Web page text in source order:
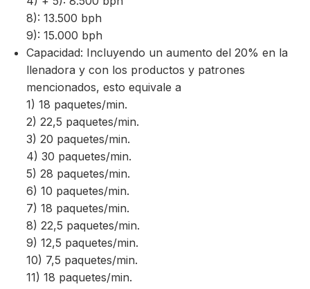
8): 13.500 bph
9): 15.000 bph
Capacidad: Incluyendo un aumento del 20% en la
llenadora y con los productos y patrones
mencionados, esto equivale a
1) 18 paquetes/min.
2) 22,5 paquetes/min.
3) 20 paquetes/min.
4) 30 paquetes/min.
5) 28 paquetes/min.
6) 10 paquetes/min.
7) 18 paquetes/min.
8) 22,5 paquetes/min.
9) 12,5 paquetes/min.
10) 7,5 paquetes/min.
11) 18 paquetes/min.